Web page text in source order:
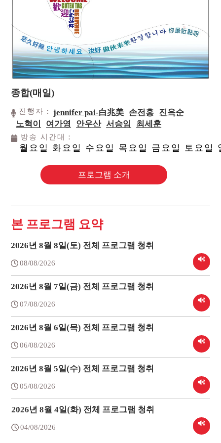
종합(매일)
진행자： jennifer pai-白兆美 손전홍 진옥순
노혁이
여가영 안우산 서승임 최세훈
방송 시간대：
월요일 화요일 수요일 목요일 금요일 토요일
프로그램 소개
본 프로그램 요약
2026년 8월 8일(토) 전체 프로그램 청취
08/08/2026
2026년 8월 7일(금) 전체 프로그램 청취
07/08/2026
2026년 8월 6일(목) 전체 프로그램 청취
06/08/2026
2026년 8월 5일(수) 전체 프로그램 청취
05/08/2026
2026년 8월 4일(화) 전체 프로그램 청취
04/08/2026